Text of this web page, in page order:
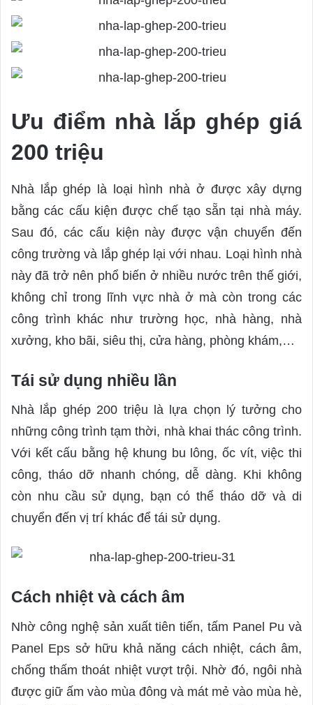
Ưu điểm nhà lắp ghép giá
200 triệu
Nhà lắp ghép là loại hình nhà ở được xây dựng
bằng các cấu kiện được chế tạo sẵn tại nhà máy.
Sau đó, các cấu kiện này được vận chuyển đến
công trường và lắp ghép lại với nhau. Loại hình nhà
này đã trở nên phổ biến ở nhiều nước trên thế giới,
không chỉ trong lĩnh vực nhà ở mà còn trong các
công trình khác như trường học, nhà hàng, nhà
xưởng, kho bãi, siêu thị, cửa hàng, phòng khám,…
Tái sử dụng nhiều lần
Nhà lắp ghép 200 triệu là lựa chọn lý tưởng cho
những công trình tạm thời, nhà khai thác công trình.
Với kết cấu bằng hệ khung bu lông, ốc vít, việc thi
công, tháo dỡ nhanh chóng, dễ dàng. Khi không
còn nhu cầu sử dụng, bạn có thể tháo dỡ và di
chuyển đến vị trí khác để tái sử dụng.
Cách nhiệt và cách âm
Nhờ công nghệ sản xuất tiên tiến, tấm Panel Pu và
Panel Eps sở hữu khả năng cách nhiệt, cách âm,
chống thấm thoát nhiệt vượt trội. Nhờ đó, ngôi nhà
được giữ ấm vào mùa đông và mát mẻ vào mùa hè,